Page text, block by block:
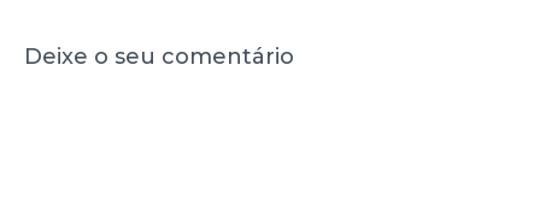
Deixe o seu comentário